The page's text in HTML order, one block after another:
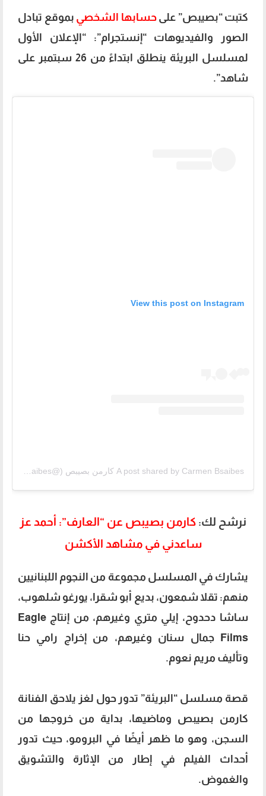
كتبت “بصيبص” علىحسابها الشخصي بموقع تبادل
الصور والفيديوهات “إنستجرام”: “الإعلان الأول
لمسلسل البريئة ينطلق ابتداءً من 26 سبتمبر على
شاهد”.
View this post on Instagram
نرشح لك: كارمن بصيبص عن “العارف”: أحمد عز
ساعدني في مشاهد الأكشن
يشارك في المسلسل مجموعة من النجوم اللبنانيين
منهم: تقلا شمعون، بديع أبو شقرا، يورغو شلهوب،
ساشا دحدوح، إيلي متري وغيرهم، من إنتاج Eagle
Films جمال سنان وغيرهم، من إخراج رامي حنا
وتأليف مريم نعوم.
قصة مسلسل “البريئة” تدور حول لغز يلاحق الفنانة
كارمن بصيبص وماضيها، بداية من خروجها من
السجن، وهو ما ظهر أيضًا في البرومو، حيث تدور
أحداث الفيلم في إطار من الإثارة والتشويق
والغموض.